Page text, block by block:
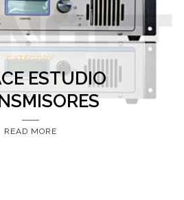
CATEGORY
ESTUDIO
READ MORE